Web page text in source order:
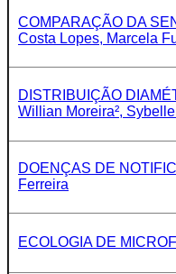
COMPARAÇÃO DA
Costa Lopes, Marcela
DISTRIBUIÇÃO
Willian Moreira²,
DOENÇAS DE
Ferreira
ECOLOGIA DE